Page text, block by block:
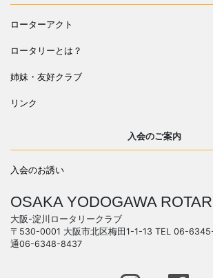
ローターアクト
ロータリーとは？
姉妹・友好クラブ
リンク
入会のご案内
入会のお誘い
OSAKA YODOGAWA
大阪-淀川ロータリークラブ
〒530-0001 大阪市北区梅田1-1-13 TEL 06-
通06-6348-8437